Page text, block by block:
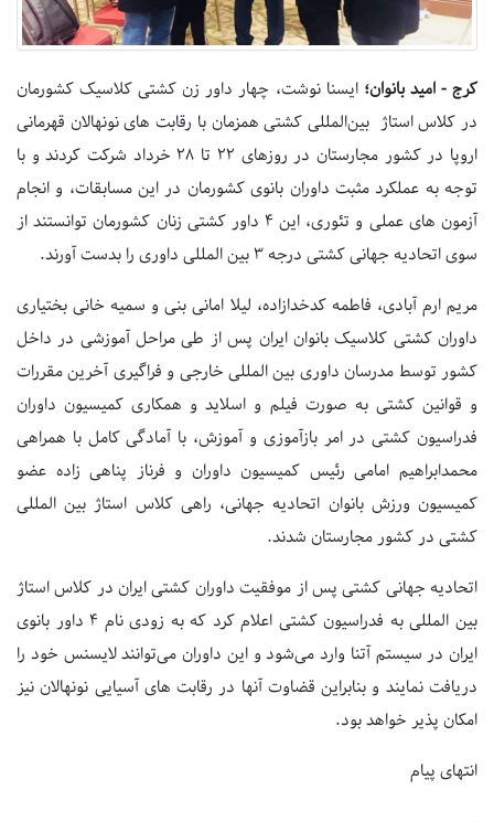
کرج - امید بانوان؛ایسنا نوشت، چهار داور زن کشتی کلاسیک کشورمان
در کلاس استاژ بین‌المللی کشتی همزمان با رقابت های نونهالان قهرمانی
اروپا در کشور مجارستان در روزهای ۲۲ تا ۲۸ خرداد شرکت کردند و با
توجه به عملکرد مثبت داوران بانوی کشورمان در این مسابقات، و انجام
آزمون های عملی و تئوری، این ۴ داور کشتی زنان کشورمان توانستند از
سوی اتحادیه جهانی کشتی درجه ۳ بین المللی داوری را بدست آورند.
مریم ارم آبادی، فاطمه کدخدازاده، لیلا امانی بنی و سمیه خانی بختیاری
داوران کشتی کلاسیک بانوان ایران پس از طی مراحل آموزشی در داخل
کشور توسط مدرسان داوری بین المللی خارجی و فراگیری آخرین مقررات
و قوانین کشتی به صورت فیلم و اسلاید و همکاری کمیسیون داوران
فدراسیون کشتی در امر بازآموزی و آموزش، با آمادگی کامل با همراهی
محمدابراهیم امامی رئیس کمیسیون داوران و فرناز پناهی زاده عضو
کمیسیون ورزش بانوان اتحادیه جهانی، راهی کلاس استاژ بین المللی
کشتی در کشور مجارستان شدند.
اتحادیه جهانی کشتی پس از موفقیت داوران کشتی ایران در کلاس استاژ
بین المللی به فدراسیون کشتی اعلام کرد که به زودی نام ۴ داور بانوی
ایران در سیستم آتنا وارد می‌شود و این داوران می‌توانند لایسنس خود را
دریافت نمایند و بنابراین قضاوت آنها در رقابت های آسیایی نونهالان نیز
امکان پذیر خواهد بود.
انتهای پیام